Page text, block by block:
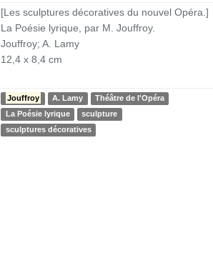
[Les sculptures décoratives du nouvel Opéra.]
La Poésie lyrique, par M. Jouffroy.
Jouffroy; A. Lamy
12,4 x 8,4 cm
Jouffroy A. Lamy
Théâtre de l'Opéra
La Poésie lyrique
sculpture
sculptures décoratives